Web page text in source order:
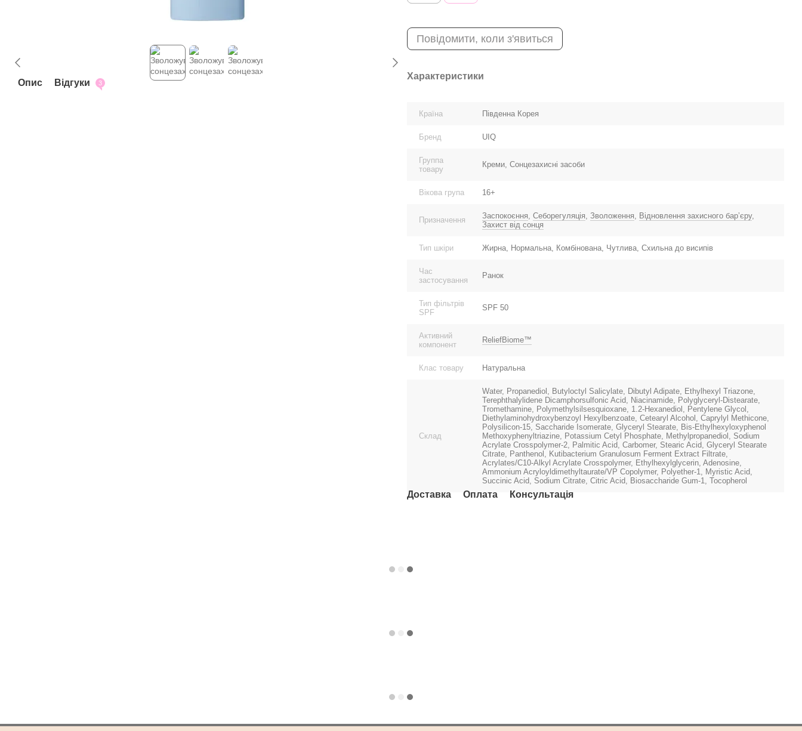
Опис Відгуки 3
Повідомити, коли з'явиться
Характеристики
Країна Південна Корея
Бренд UIQ
Группа
товару
Креми, Сонцезахисні засоби
Вікова група 16+
Призначення Заспокоєння, Себорегуляція, Зволоження, Відновлення захисного барʼєру,
Захист від сонця
Тип шкіри Жирна, Нормальна, Комбінована, Чутлива, Схильна до висипів
Час
застосування
Ранок
Тип фільтрів
SPF
SPF 50
Активний
компонент
ReliefBiome™
Клас товару Натуральна
Склад
Water, Propanediol, Butyloctyl Salicylate, Dibutyl Adipate, Ethylhexyl Triazone,
Terephthalylidene Dicamphorsulfonic Acid, Niacinamide, Polyglyceryl-Distearate,
Tromethamine, Polymethylsilsesquioxane, 1.2-Hexanediol, Pentylene Glycol,
Diethylaminohydroxybenzoyl Hexylbenzoate, Cetearyl Alcohol, Caprylyl Methicone,
Polysilicon-15, Saccharide Isomerate, Glyceryl Stearate, Bis-Ethylhexyloxyphenol
Methoxyphenyltriazine, Potassium Cetyl Phosphate, Methylpropanediol, Sodium
Acrylate Crosspolymer-2, Palmitic Acid, Carbomer, Stearic Acid, Glyceryl Stearate
Citrate, Panthenol, Kutibacterium Granulosum Ferment Extract Filtrate,
Acrylates/C10-Alkyl Acrylate Crosspolymer, Ethylhexylglycerin, Adenosine,
Ammonium Acryloyldimethyltaurate/VP Copolymer, Polyether-1, Myristic Acid,
Succinic Acid, Sodium Citrate, Citric Acid, Biosaccharide Gum-1, Tocopherol
Доставка Оплата Консультація